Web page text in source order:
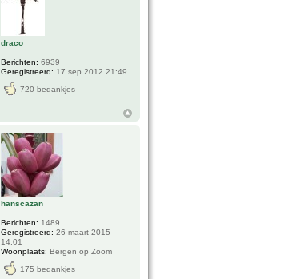
draco
Berichten: 6939
Geregistreerd: 17 sep 2012 21:49
720 bedankjes
hanscazan
Berichten: 1489
Geregistreerd: 26 maart 2015
14:01
Woonplaats: Bergen op Zoom
175 bedankjes